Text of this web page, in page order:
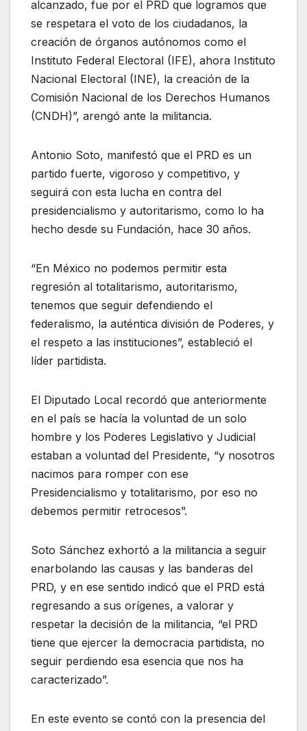
alcanzado, fue por el PRD que logramos que
se respetara el voto de los ciudadanos, la
creación de órganos autónomos como el
Instituto Federal Electoral (IFE), ahora Instituto
Nacional Electoral (INE), la creación de la
Comisión Nacional de los Derechos Humanos
(CNDH)”, arengó ante la militancia.
Antonio Soto, manifestó que el PRD es un
partido fuerte, vigoroso y competitivo, y
seguirá con esta lucha en contra del
presidencialismo y autoritarismo, como lo ha
hecho desde su Fundación, hace 30 años.
“En México no podemos permitir esta
regresión al totalitarismo, autoritarismo,
tenemos que seguir defendiendo el
federalismo, la auténtica división de Poderes, y
el respeto a las instituciones”, estableció el
líder partidista.
El Diputado Local recordó que anteriormente
en el país se hacía la voluntad de un solo
hombre y los Poderes Legislativo y Judicial
estaban a voluntad del Presidente, “y nosotros
nacimos para romper con ese
Presidencialismo y totalitarismo, por eso no
debemos permitir retrocesos”.
Soto Sánchez exhortó a la militancia a seguir
enarbolando las causas y las banderas del
PRD, y en ese sentido indicó que el PRD está
regresando a sus orígenes, a valorar y
respetar la decisión de la militancia, “el PRD
tiene que ejercer la democracia partidista, no
seguir perdiendo esa esencia que nos ha
caracterizado”.
En este evento se contó con la presencia del